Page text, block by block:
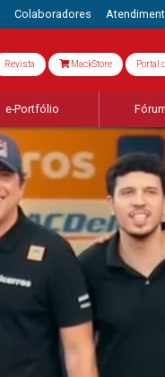
Colaboradores
Revista MackStore Portal
e-Portfólio